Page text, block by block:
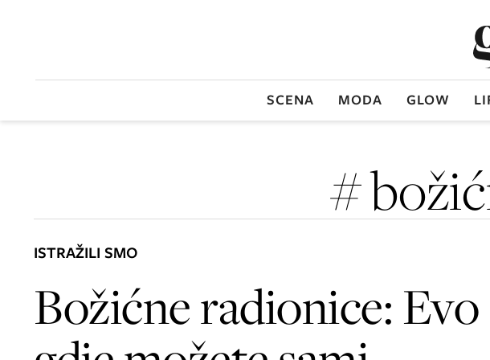
SCENA MODA GLOW
#
ISTRAŽILI SMO
Božićne radionice: Evo